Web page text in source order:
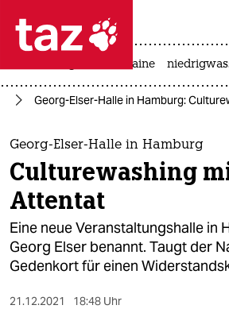
 taz zahl ich
taz zahl ich
themen
politik
öko
gesellschaft
krieg in der ukraine
Georg-Elser-Halle in Hamburg:
Georg-Elser-Halle in Hamburg
Culturewashing
Attentat
Eine neue Veranstaltungshalle in
Georg Elser benannt. Taugt der
Gedenkort für einen
21.12.2021 18:48 Uhr